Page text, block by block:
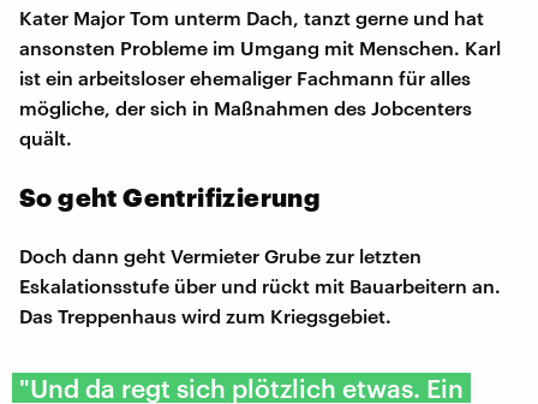
Kater Major Tom unterm Dach, tanzt gerne und hat
ansonsten Probleme im Umgang mit Menschen. Karl
ist ein arbeitsloser ehemaliger Fachmann für alles
mögliche, der sich in Maßnahmen des Jobcenters
quält.
So geht Gentrifizierung
Doch dann geht Vermieter Grube zur letzten
Eskalationsstufe über und rückt mit Bauarbeitern an.
Das Treppenhaus wird zum Kriegsgebiet.
"Und da regt sich plötzlich etwas. Ein